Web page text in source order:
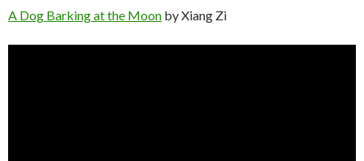
A Dog Barking at the Moon by Xiang Zi